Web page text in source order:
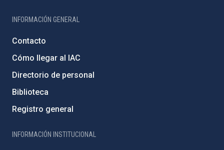
INFORMACIÓN GENERAL
Contacto
Cómo llegar al IAC
Directorio de personal
Biblioteca
Registro general
INFORMACIÓN INSTITUCIONAL